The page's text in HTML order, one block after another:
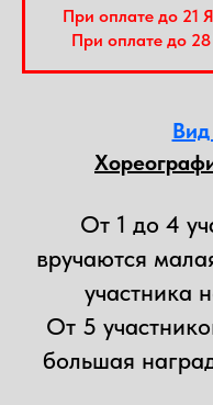
При оплате до 21
При оплате до
Вид
От 1 до 4
вручаются
участника
От 5
большая